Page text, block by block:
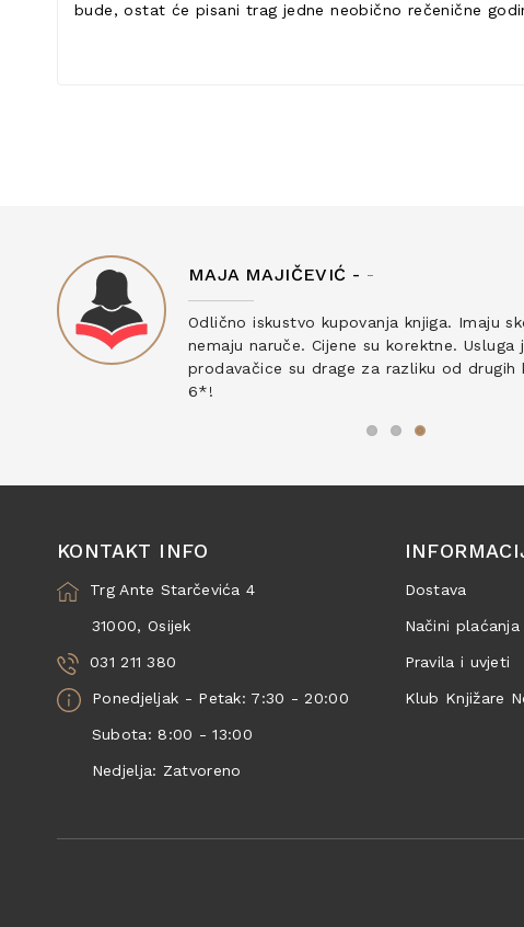
bude, ostat će pisani trag jedne neobično rečenične
MAJA MAJIČEVIĆ - -
Odlično iskustvo kupovanja knjiga. Imaju
nemaju naruče. Cijene su korektne. Usluga
prodavačice su drage za razliku od drugih
6*!
KONTAKT INFO
Trg Ante Starčevića 4
31000, Osijek
031 211 380
Ponedjeljak - Petak: 7:30 - 20:00
Subota: 8:00 - 13:00
Nedjelja: Zatvoreno
Dostava
Načini plaćanja
Pravila i uvjeti
Klub Knjižare